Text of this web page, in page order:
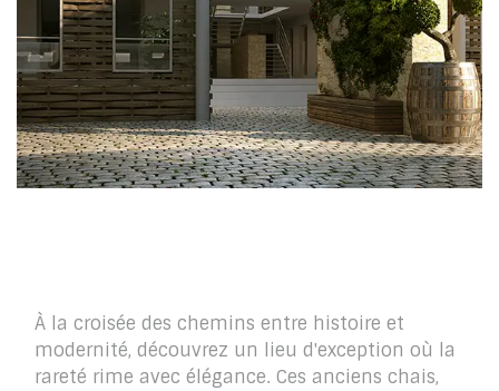
À la croisée des chemins entre histoire et
modernité, découvrez un lieu d'exception où la
rareté rime avec élégance. Ces anciens chais,